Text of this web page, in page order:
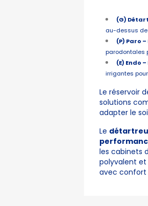
(G)
au-dessus
(P) Paro
parodontales
(E) Endo
irrigantes
Le réservoir
solutions
adapter le
Le détartreur
les cabinets
polyvalent
avec confort